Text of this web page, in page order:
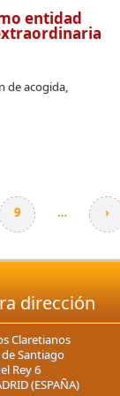
entidad
de acogida,
9 … ›
dirección
Claretianos
Santiago
Rey 6
(ESPAÑA)